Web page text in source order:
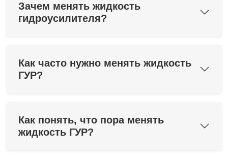
Зачем менять жидкость
гидроусилителя?
Как часто нужно менять жидкость
ГУР?
Как понять, что пора менять
жидкость ГУР?